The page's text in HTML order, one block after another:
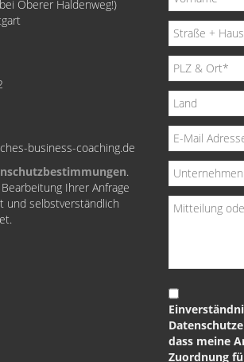
Oberer Haldenweg!)
business-coaching.de
.
Ihrer Anfrage
und selbstverständlich
dass meine
Zuordnung